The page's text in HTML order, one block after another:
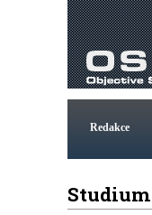
Redakce